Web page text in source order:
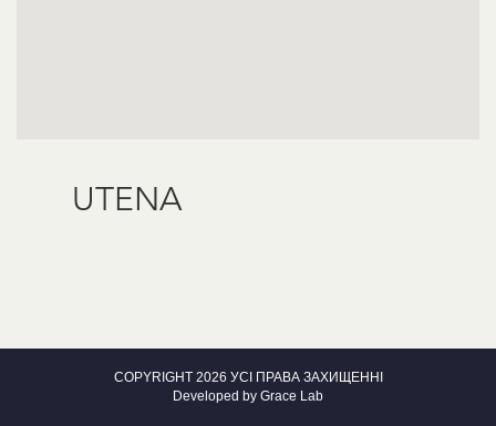
UTENA
COPYRIGHT 2026 УСІ ПРАВА ЗАХИЩЕННІ
Developed by Grace Lab